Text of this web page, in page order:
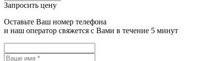
Запросить цену
Оставьте Ваш номер телефона
и наш оператор свяжется с Вами в течение 5 минут